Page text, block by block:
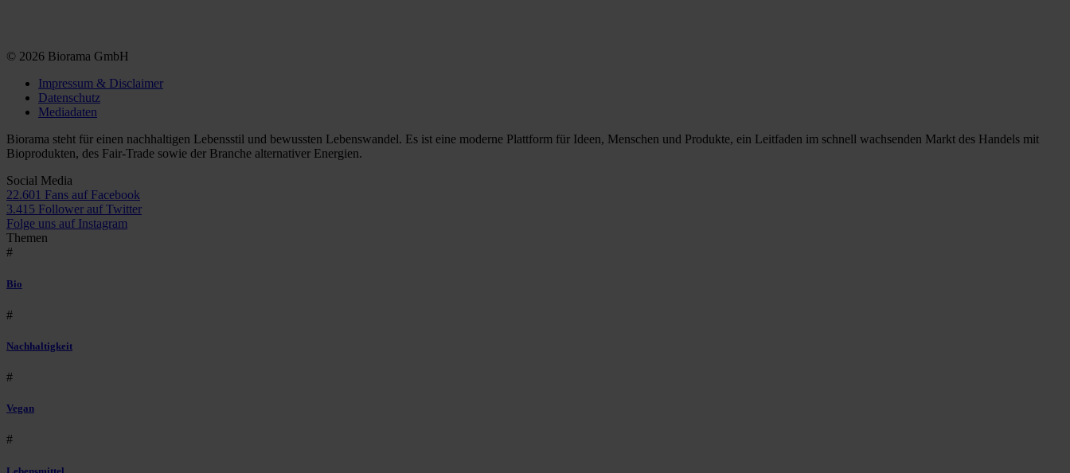
© 2026 Biorama GmbH
Impressum & Disclaimer
Datenschutz
Mediadaten
Biorama steht für einen nachhaltigen Lebensstil und bewussten Lebenswandel. Es ist eine moderne Plattform für Ideen, Menschen und Produkte, ein Leitfaden im schnell wachsenden Markt des Handels mit
Bioprodukten, des Fair-Trade sowie der Branche alternativer Energien.
Social Media
22.601 Fans auf Facebook
3.415 Follower auf Twitter
Folge uns auf Instagram
Themen
#
Bio
#
Nachhaltigkeit
#
Vegan
#